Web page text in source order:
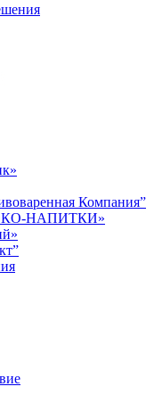
Компания”
НАПИТКИ»